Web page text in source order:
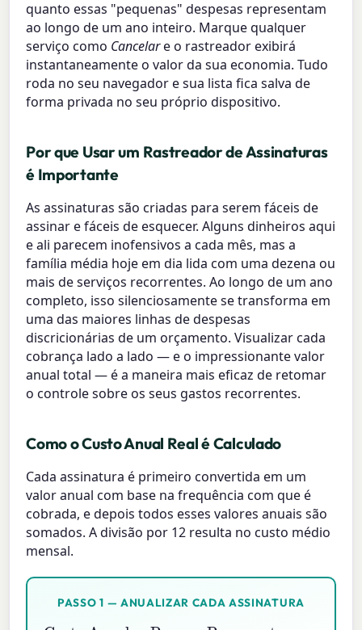
quanto essas "pequenas" despesas representam
ao longo de um ano inteiro. Marque qualquer
serviço como Cancelare o rastreador exibirá
instantaneamente o valor da sua economia. Tudo
roda no seu navegador e sua lista fica salva de
forma privada no seu próprio dispositivo.
Por que Usar um Rastreador de Assinaturas
é Importante
As assinaturas são criadas para serem fáceis de
assinar e fáceis de esquecer. Alguns dinheiros aqui
e ali parecem inofensivos a cada mês, mas a
família média hoje em dia lida com uma dezena ou
mais de serviços recorrentes. Ao longo de um ano
completo, isso silenciosamente se transforma em
uma das maiores linhas de despesas
discricionárias de um orçamento. Visualizar cada
cobrança lado a lado — e o impressionante valor
anual total — é a maneira mais eficaz de retomar
o controle sobre os seus gastos recorrentes.
Como o Custo Anual Real é Calculado
Cada assinatura é primeiro convertida em um
valor anual com base na frequência com que é
cobrada, e depois todos esses valores anuais são
somados. A divisão por 12 resulta no custo médio
mensal.
PASSO 1 — ANUALIZAR CADA ASSINATURA